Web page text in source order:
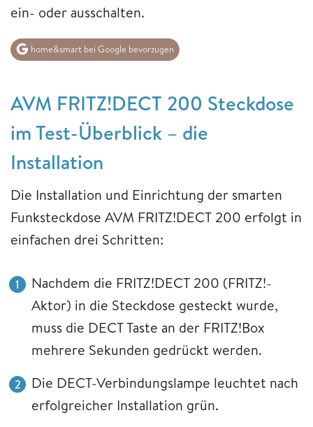
ein- oder ausschalten.
home&smart bei Google bevorzugen
AVM FRITZ!DECT 200 Steckdose
im Test-Überblick – die
Installation
Die Installation und Einrichtung der smarten
Funksteckdose AVM FRITZ!DECT 200 erfolgt in
einfachen drei Schritten:
Nachdem die FRITZ!DECT 200 (FRITZ!-
Aktor) in die Steckdose gesteckt wurde,
muss die DECT Taste an der FRITZ!Box
mehrere Sekunden gedrückt werden.
Die DECT-Verbindungslampe leuchtet nach
erfolgreicher Installation grün.